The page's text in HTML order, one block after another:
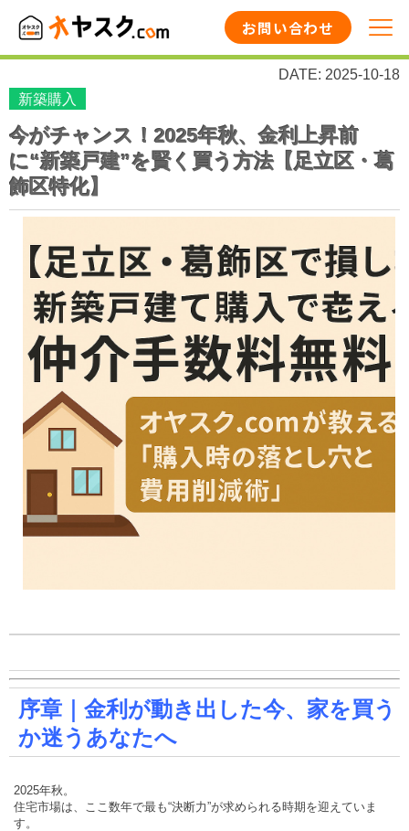
お問い合わせ
DATE: 2025-10-18
新築購入
今がチャンス！2025年秋、金利上昇前
に“新築戸建”を賢く買う方法【足立区・葛
飾区特化】
序章｜金利が動き出した今、家を買う
か迷うあなたへ
2025年秋。
住宅市場は、ここ数年で最も“決断力”が求められる時期を迎えていま
す。